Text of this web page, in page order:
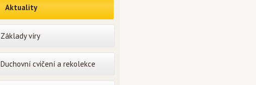
Aktuality
Základy víry
Duchovní cvičení a rekolekce